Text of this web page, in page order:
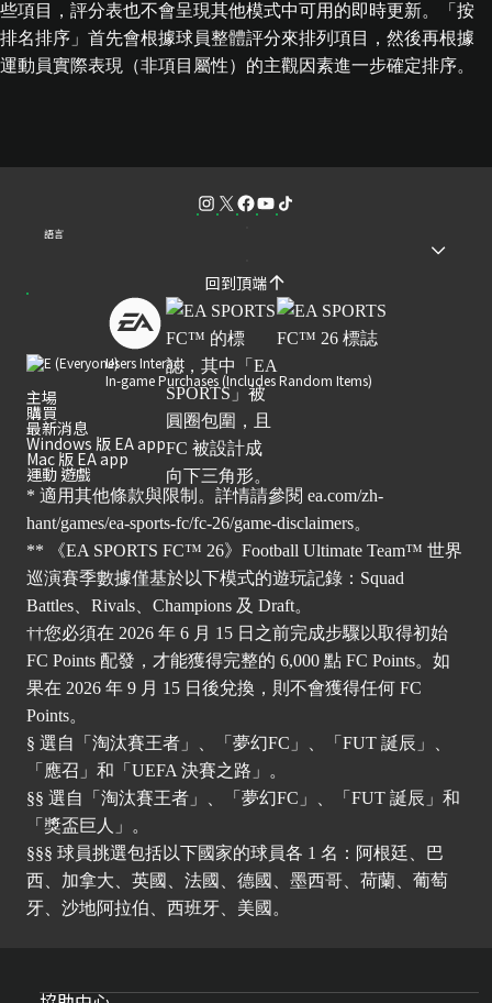
些項目，評分表也不會呈現其他模式中可用的即時更新。「按
排名排序」首先會根據球員整體評分來排列項目，然後再根據
運動員實際表現（非項目屬性）的主觀因素進一步確定排序。
語言
回到頂端
Users Interact
In-game Purchases (Includes Random Items)
主場
購買
最新消息
Windows 版 EA app
Mac 版 EA app
運動 遊戲
* 適用其他條款與限制。詳情請參閱 ea.com/zh-
hant/games/ea-sports-fc/fc-26/game-disclaimers。
** 《EA SPORTS FC™ 26》Football Ultimate Team™ 世界
巡演賽季數據僅基於以下模式的遊玩記錄：Squad
Battles、Rivals、Champions 及 Draft。
††您必須在 2026 年 6 月 15 日之前完成步驟以取得初始
FC Points 配發，才能獲得完整的 6,000 點 FC Points。如
果在 2026 年 9 月 15 日後兌換，則不會獲得任何 FC
Points。
§ 選自「淘汰賽王者」、「夢幻FC」、「FUT 誕辰」、
「應召」和「UEFA 決賽之路」。
§§ 選自「淘汰賽王者」、「夢幻FC」、「FUT 誕辰」和
「獎盃巨人」。
§§§ 球員挑選包括以下國家的球員各 1 名：阿根廷、巴
西、加拿大、英國、法國、德國、墨西哥、荷蘭、葡萄
牙、沙地阿拉伯、西班牙、美國。